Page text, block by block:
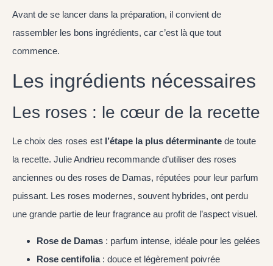
Avant de se lancer dans la préparation, il convient de
rassembler les bons ingrédients, car c’est là que tout
commence.
Les ingrédients nécessaires
Les roses : le cœur de la recette
Le choix des roses est l’étape la plus déterminante de toute
la recette. Julie Andrieu recommande d’utiliser des roses
anciennes ou des roses de Damas, réputées pour leur parfum
puissant. Les roses modernes, souvent hybrides, ont perdu
une grande partie de leur fragrance au profit de l’aspect visuel.
Rose de Damas : parfum intense, idéale pour les gelées
Rose centifolia: douce et légèrement poivrée